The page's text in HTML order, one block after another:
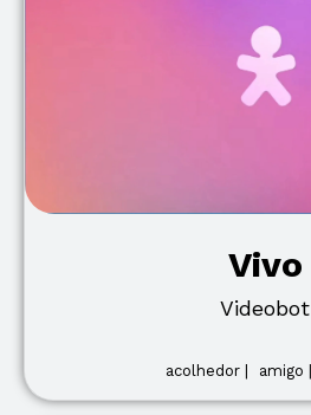
Vivo
Videobot
acolhedor | amigo |